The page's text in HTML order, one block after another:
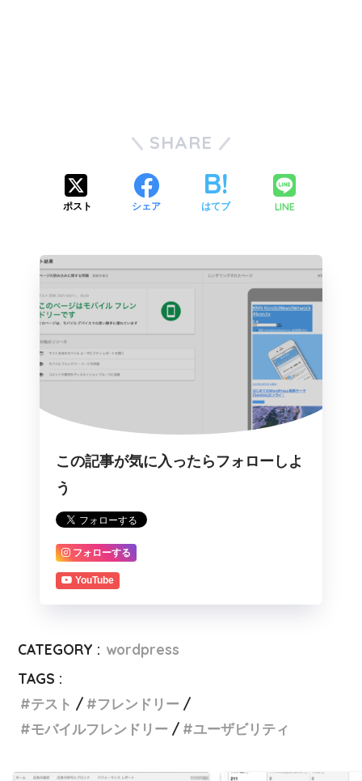
SHARE
ポスト シェア はてブ LINE
この記事が気に入ったらフォローしよ
う
フォローする
YouTube
CATEGORY : wordpress
TAGS :
テスト
フレンドリー
モバイルフレンドリー
ユーザビリティ